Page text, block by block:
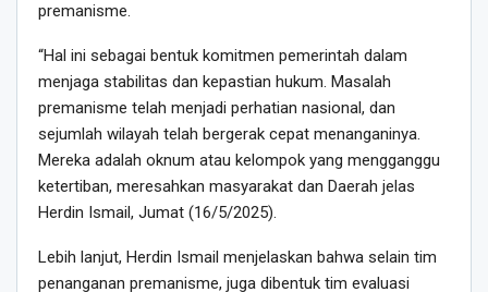
premanisme.
“Hal ini sebagai bentuk komitmen pemerintah dalam
menjaga stabilitas dan kepastian hukum. Masalah
premanisme telah menjadi perhatian nasional, dan
sejumlah wilayah telah bergerak cepat menanganinya.
Mereka adalah oknum atau kelompok yang mengganggu
ketertiban, meresahkan masyarakat dan Daerah jelas
Herdin Ismail, Jumat (16/5/2025).
Lebih lanjut, Herdin Ismail menjelaskan bahwa selain tim
penanganan premanisme, juga dibentuk tim evaluasi